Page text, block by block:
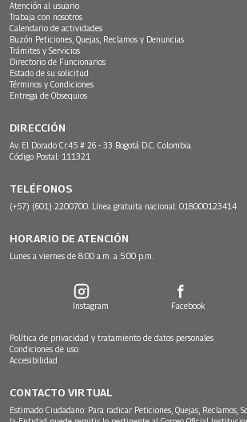
Atención al usuario
Trabaja con nosotros
Calendario de actividades
Buzón Peticiones, Quejas, Reclamos y Denuncias
Trámites y Servicios
Directorio de Funcionarios
Estado de su solicitud
Términos y Condiciones
Entrega de Obsequios
DIRECCIÓN
Av. El Dorado Cr.45 # 26 - 33 Bogotá D.C. Colombia.
Código Postal: 111321
TELÉFONOS
(+57) (601) 2200700. Línea gratuita nacional: 018000123414
HORARIO DE ATENCIÓN
Lunes a viernes de 8:00 a.m. a 5:00 p.m.
Instagram Facebook
Política de privacidad y tratamiento de datos personales
Condiciones de uso
Accesibilidad
CONTACTO VIRTUAL
Estimado Ciudadano: Para radicar Peticiones, Quejas, Reclamos,